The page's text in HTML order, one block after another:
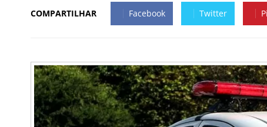
COMPARTILHAR Facebook Twitter